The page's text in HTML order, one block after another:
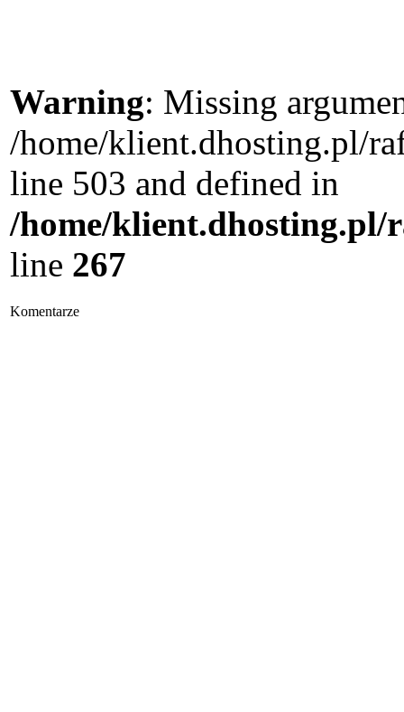
Warning: Missing
/home/klient.dhosting.pl/
line 503 and defined in
/home/klient.dhosting.pl/
line 267
Komentarze